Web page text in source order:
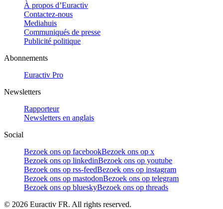
À propos d’Euractiv
Contactez-nous
Mediahuis
Communiqués de presse
Publicité politique
Abonnements
Euractiv Pro
Newsletters
Rapporteur
Newsletters en anglais
Social
Bezoek ons op facebookBezoek ons op x
Bezoek ons op linkedinBezoek ons op youtube
Bezoek ons op rss-feedBezoek ons op instagram
Bezoek ons op mastodonBezoek ons op telegram
Bezoek ons op blueskyBezoek ons op threads
© 2026 Euractiv FR. All rights reserved.